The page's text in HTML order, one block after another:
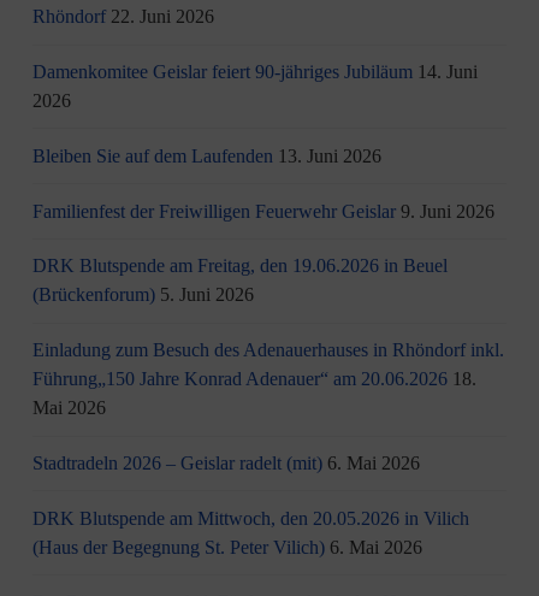
Rhöndorf 22. Juni 2026
Damenkomitee Geislar feiert 90-jähriges Jubiläum 14. Juni
2026
Bleiben Sie auf dem Laufenden 13. Juni 2026
Familienfest der Freiwilligen Feuerwehr Geislar 9. Juni 2026
DRK Blutspende am Freitag, den 19.06.2026 in Beuel
(Brückenforum) 5. Juni 2026
Einladung zum Besuch des Adenauerhauses in Rhöndorf inkl.
Führung„150 Jahre Konrad Adenauer“ am 20.06.2026 18.
Mai 2026
Stadtradeln 2026 – Geislar radelt (mit) 6. Mai 2026
DRK Blutspende am Mittwoch, den 20.05.2026 in Vilich
(Haus der Begegnung St. Peter Vilich) 6. Mai 2026